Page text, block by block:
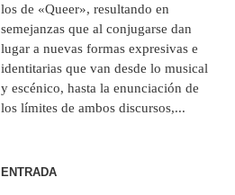
los de «Queer», resultando en
semejanzas que al conjugarse dan
lugar a nuevas formas expresivas e
identitarias que van desde lo musical
y escénico, hasta la enunciación de
los límites de ambos discursos,...
ENTRADA